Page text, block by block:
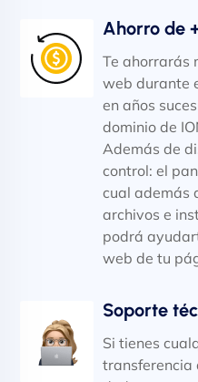
Ahorro de
Te ahorrarás
web durante
en años
dominio de
Además de
control: el
cual además
archivos e
podrá
web de tu
Soporte
Si tienes
transferencia